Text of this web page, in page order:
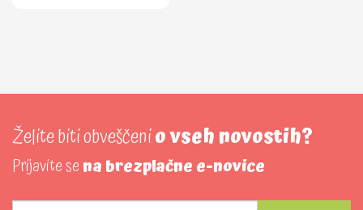
Želite biti obveščenio vseh novostih?
Prijavite sena brezplačne e-novice